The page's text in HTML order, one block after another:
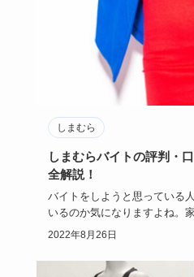
しまむら
しまむらバイトの評判・
全解説！
バイトをしようと思っている
いるのか気になりますよね。
イト先の候補に…
2022年8月26日